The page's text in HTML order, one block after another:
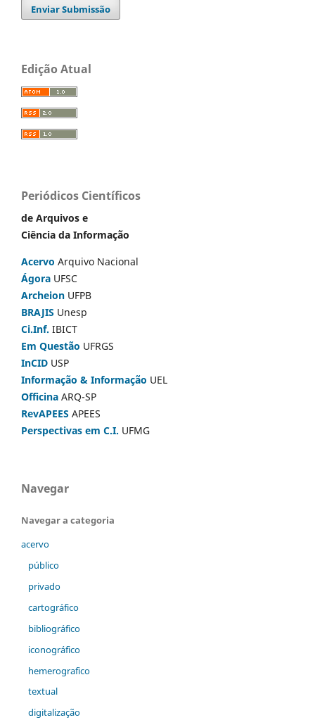
Enviar Submissão
Edição Atual
Periódicos Científicos
de Arquivos e
Ciência da Informação
Acervo Arquivo Nacional
Ágora UFSC
Archeion UFPB
BRAJIS Unesp
Ci.Inf. IBICT
Em Questão UFRGS
InCID USP
Informação & Informação UEL
Officina ARQ-SP
RevAPEES APEES
Perspectivas em C.I. UFMG
Navegar
Navegar a categoria
acervo
público
privado
cartográfico
bibliográfico
iconográfico
hemerografico
textual
digitalização